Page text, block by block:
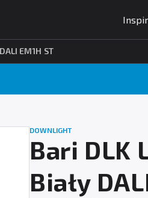
EM1H ST
DOWNLIGHT
Bari DLK
Biały